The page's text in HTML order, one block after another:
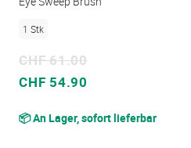
1 Stk
Sonderpreis
CHF 54.90
CHF 61.00
📦 An Lager, sofort lieferbar